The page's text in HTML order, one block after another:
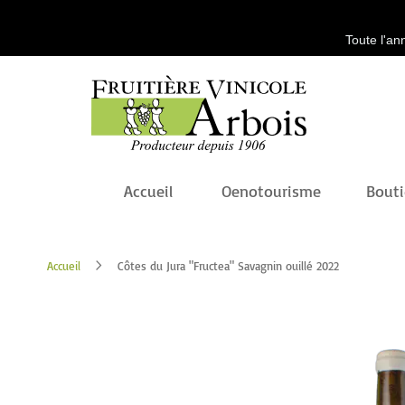
Toute
Accueil Oenotourisme
Accueil Côtes du Jura "Fructea" Savagnin ouillé 2022